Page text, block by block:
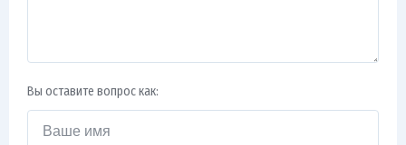
Вы оставите вопрос как: